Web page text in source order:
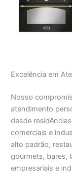
Excelência em
Nosso
atendimento
desde
comerciais e
alto padrão,
gourmets, bares,
empresariais e